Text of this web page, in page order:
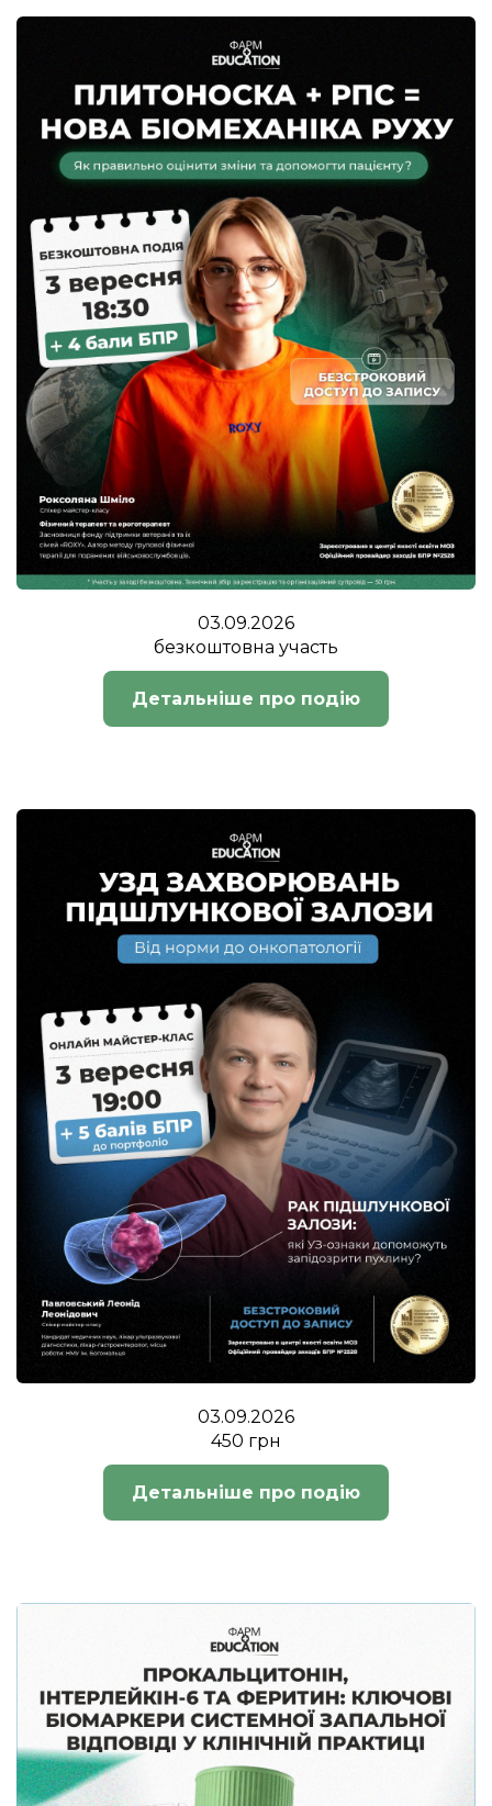
03.09.2026
безкоштовна участь
Детальніше про подію
03.09.2026
450 грн
Детальніше про подію